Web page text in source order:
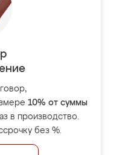
10% от суммы
в производство.
без %.